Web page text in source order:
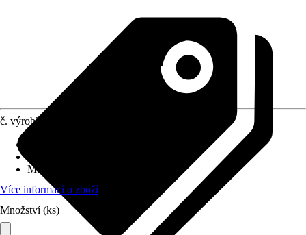
č. výrobku
Materiál
Více informací o zboží
Množství (ks)